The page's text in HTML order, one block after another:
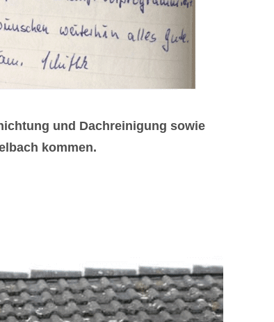
und Dachreinigung sowie
kommen.